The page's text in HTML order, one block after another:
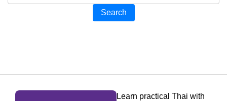
Search
Learn practical Thai with